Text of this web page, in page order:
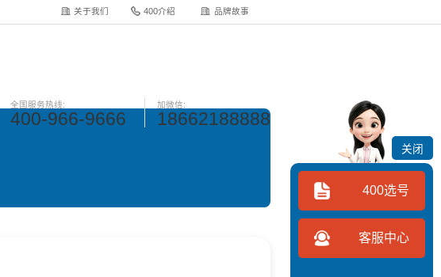
关于我们 400介绍 品牌故事
全国服务热线:
400-966-9666
加微信:
18662188888
关闭
400选号
客服中心